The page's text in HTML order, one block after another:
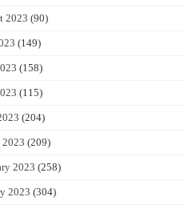
2023 (90)
(149)
(158)
(115)
(204)
(209)
2023 (258)
2023 (304)